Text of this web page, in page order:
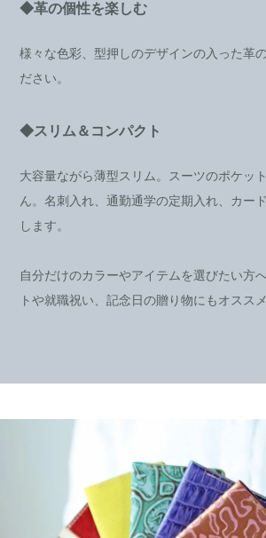
◆革の個性を楽しむ
様々な色彩、型押しのデザインの入った革
ださい。
◆スリム＆コンパクト
大容量ながら薄型スリム。スーツのポケッ
ん。名刺入れ、通勤通学の定期入れ、カー
します。
自分だけのカラーやアイテムを選びたい方
トや就職祝い、記念日の贈り物にもオススメ